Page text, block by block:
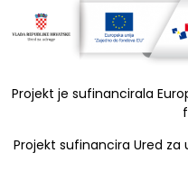
Projekt je sufinancirala
Projekt sufinancira Ured za